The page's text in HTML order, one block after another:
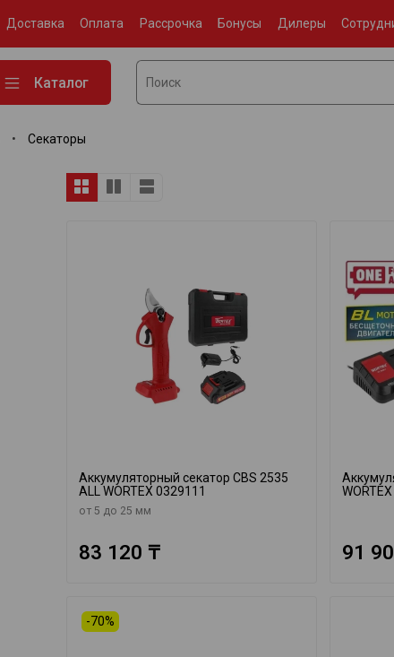
Доставка Оплата Рассрочка Бонусы Дилеры
Каталог
Секаторы
Аккумуляторный секатор CBS 2535
ALL WORTEX 0329111
от 5 до 25 мм
83 120 ₸ 91
-70%